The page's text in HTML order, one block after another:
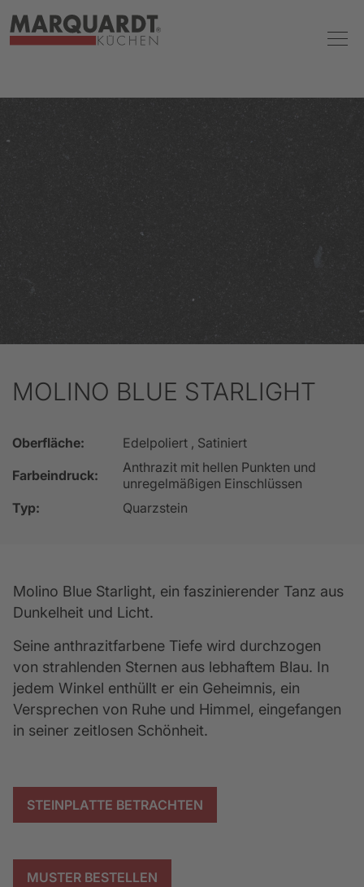
MOLINO BLUE STARLIGHT
Oberfläche:
Edelpoliert , Satiniert
Farbeindruck:
Anthrazit mit hellen Punkten und
unregelmäßigen Einschlüssen
Typ:
Quarzstein
Molino Blue Starlight, ein faszinierender Tanz aus
Dunkelheit und Licht.
Seine anthrazitfarbene Tiefe wird durchzogen
von strahlenden Sternen aus lebhaftem Blau. In
jedem Winkel enthüllt er ein Geheimnis, ein
Versprechen von Ruhe und Himmel, eingefangen
in seiner zeitlosen Schönheit.
STEINPLATTE BETRACHTEN
MUSTER BESTELLEN